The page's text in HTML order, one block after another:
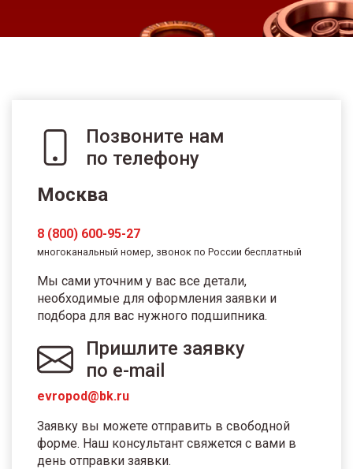
Позвоните нам
по телефону
Москва
8 (800) 600-95-27
многоканальный номер, звонок по России бесплатный
Мы сами уточним у вас все детали,
необходимые для оформления заявки и
подбора для вас нужного подшипника.
Пришлите заявку
по e-mail
evropod@bk.ru
Заявку вы можете отправить в свободной
форме. Наш консультант свяжется с вами в
день отправки заявки.